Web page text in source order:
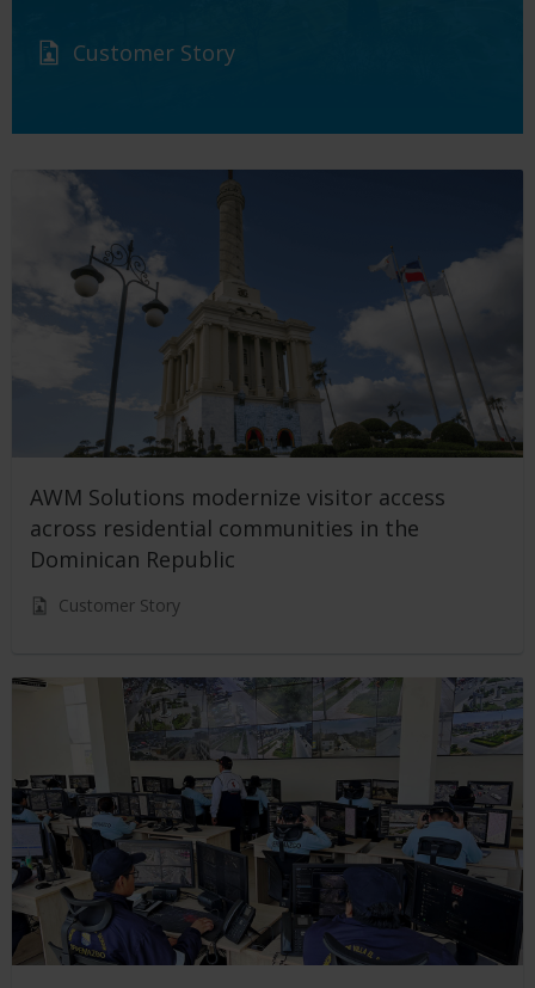
Customer Story
AWM Solutions modernize visitor access
across residential communities in the
Dominican Republic
Customer Story